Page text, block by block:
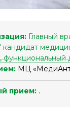
Главный
функциональный
МЦ
прием: .